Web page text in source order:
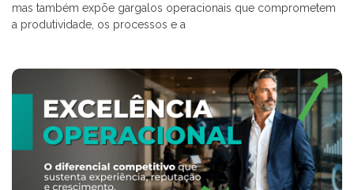
mas também expõe gargalos operacionais que comprometem
a produtividade, os processos e a